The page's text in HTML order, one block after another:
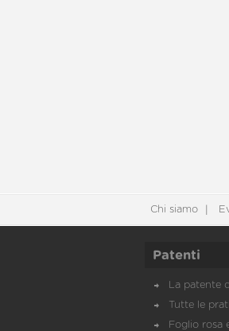
Chi siamo
Patenti
La patente
Tutte le
Foglio rosa